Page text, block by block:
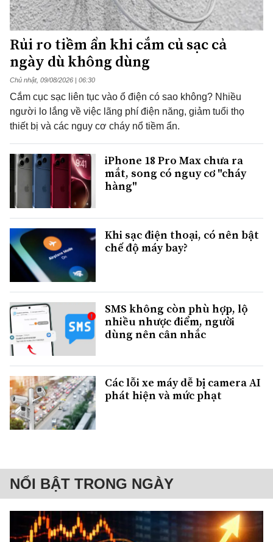
Rủi ro tiềm ẩn khi cắm củ sạc cả
ngày dù không dùng
Chủ nhật, 09/08/2026 | 06:30
Cắm cục sạc liên tục vào ổ điện có sao không? Nhiều
người lo lắng về việc lãng phí điện năng, giảm tuổi thọ
thiết bị và các nguy cơ cháy nổ tiềm ẩn.
iPhone 18 Pro Max chưa ra
mắt, song có nguy cơ "cháy
hàng"
Khi sạc điện thoại, có nên bật
chế độ máy bay?
SMS không còn phù hợp, lộ
nhiều nhược điểm, người
dùng nên cân nhắc
Các lỗi xe máy dễ bị camera AI
phát hiện và mức phạt
NỔI BẬT TRONG NGÀY